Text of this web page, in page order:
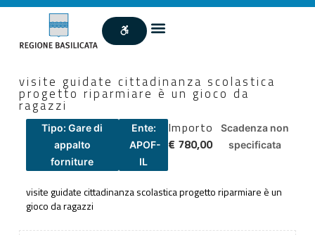
visite guidate cittadinanza scolastica
progetto riparmiare è un gioco da
ragazzi
Tipo: Gare di
appalto
forniture
Ente:
APOF-
IL
Importo
€ 780,00
Scadenza non
specificata
visite guidate cittadinanza scolastica progetto riparmiare è un
gioco da ragazzi